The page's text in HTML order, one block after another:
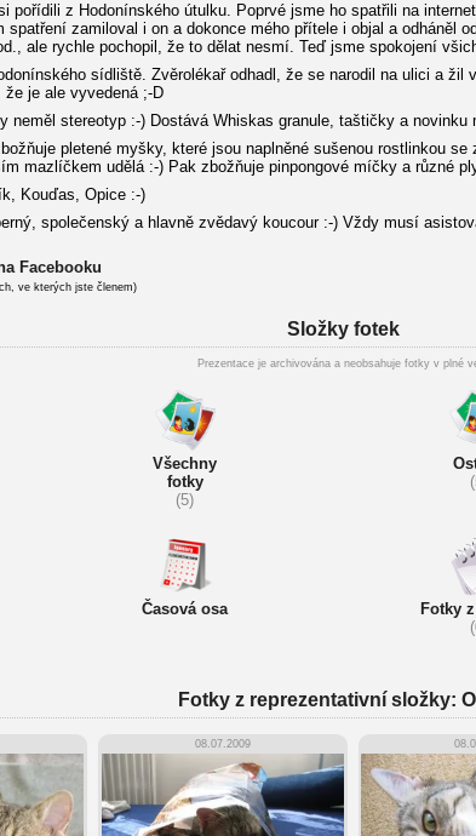
pořídili z Hodonínského útulku. Poprvé jsme ho spatřili na
spatření zamiloval i on a dokonce mého přítele i objal a odháněl
ale rychle pochopil, že to dělat nesmí. Teď jsme spokojení
sídliště. Zvěrolékař odhadl, že se narodil na ulici a
je ale vyvedená ;-D
neměl stereotyp :-) Dostává Whiskas granule, taštičky a
pletené myšky, které jsou naplněné sušenou rostlinkou
mazlíčkem udělá :-) Pak zbožňuje pinpongové míčky a různé
Kouďas, Opice :-)
společenský a hlavně zvědavý koucour :-) Vždy musí
Facebooku
ve kterých jste členem)
Složky fotek
Prezentace je archivována a neobsahuje fotky v plné
Všechny
fotky
(5)
Časová osa
Fotky
Fotky z reprezentativní složky:
08.07.2009